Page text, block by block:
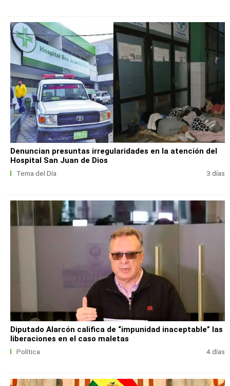
Denuncian presuntas irregularidades en la atención del
Hospital San Juan de Dios
Tema del Día 3 días
Diputado Alarcón califica de “impunidad inaceptable” las
liberaciones en el caso maletas
Política 4 días